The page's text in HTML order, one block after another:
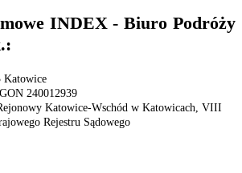
INDEX - Biuro Podróży
Katowice
240012939
Katowice-Wschód w Katowicach, VIII
Rejestru Sądowego